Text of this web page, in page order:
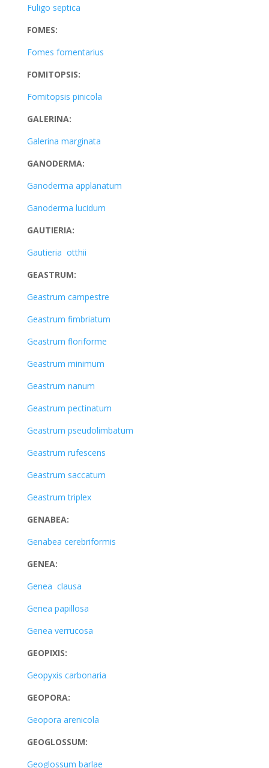
Fuligo septica
FOMES:
Fomes fomentarius
FOMITOPSIS:
Fomitopsis pinicola
GALERINA:
Galerina marginata
GANODERMA:
Ganoderma applanatum
Ganoderma lucidum
GAUTIERIA:
Gautieria otthii
GEASTRUM:
Geastrum campestre
Geastrum fimbriatum
Geastrum floriforme
Geastrum minimum
Geastrum nanum
Geastrum pectinatum
Geastrum pseudolimbatum
Geastrum rufescens
Geastrum saccatum
Geastrum triplex
GENABEA:
Genabea cerebriformis
GENEA:
Genea clausa
Genea papillosa
Genea verrucosa
GEOPIXIS:
Geopyxis carbonaria
GEOPORA:
Geopora arenicola
GEOGLOSSUM:
Geoglossum barlae